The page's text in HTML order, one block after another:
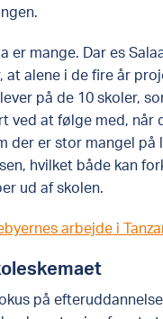
er mange. Dar es
at alene i de fire år
på de 10 skoler,
ved at følge med,
der er stor mangel
hvilket både kan
ud af skolen.
arbejde i
på